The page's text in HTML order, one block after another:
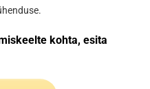
kohta, esita